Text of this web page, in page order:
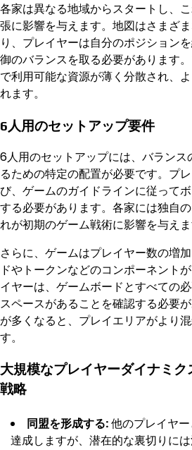
各家は異なる地域からスタートし、
張に影響を与えます。地図はさまざ
り、プレイヤーは自分のポジション
御のバランスを取る必要があります
で利用可能な資源が薄く分散され、
れます。
6人用のセットアップ要件
6人用のセットアップには、バランス
るための特定の配置が必要です。プ
び、ゲームのガイドラインに従って
する必要があります。各家には独自
れが初期のゲーム戦術に影響を与えま
さらに、ゲームはプレイヤー数の増
ドやトークンなどのコンポーネント
イヤーは、ゲームボードとすべての
スペースがあることを確認する必要
が多くなると、プレイエリアがより
す。
大規模なプレイヤーダイナミ
戦略
同盟を形成する:他のプレイヤ
達成しますが、潜在的な裏切りには